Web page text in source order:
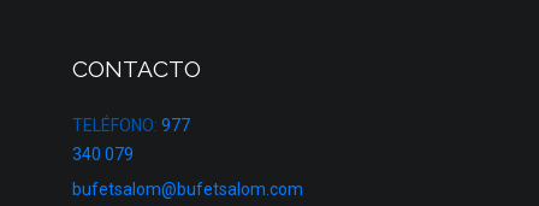
CONTACTO
TELÉFONO: 977
340 079
bufetsalom@bufetsalom.com